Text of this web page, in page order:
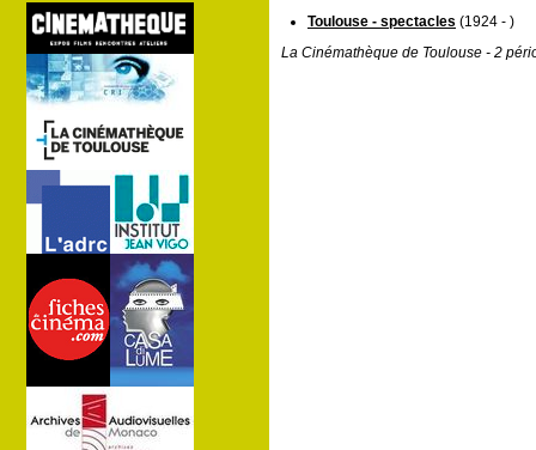
Toulouse - spectacles (1924 - )
La Cinémathèque de Toulouse - 2